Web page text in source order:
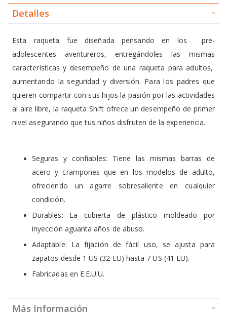
Detalles
Esta raqueta fue diseñada pensando en los pre-
adolescentes aventureros, entregándoles las mismas
características y desempeño de una raqueta para adultos,
aumentando la seguridad y diversión. Para los padres que
quieren compartir con sus hijos la pasión por las actividades
al aire libre, la raqueta Shift ofrece un desempeño de primer
nivel asegurando que tus niños disfruten de la experiencia.
Seguras y confiables: Tiene las mismas barras de
acero y crampones que en los modelos de adulto,
ofreciendo un agarre sobresaliente en cualquier
condición.
Durables: La cubierta de plástico moldeado por
inyección aguanta años de abuso.
Adaptable: La fijación de fácil uso, se ajusta para
zapatos desde 1 US (32 EU) hasta 7 US (41 EU).
Fabricadas en E.E.U.U.
Más Información